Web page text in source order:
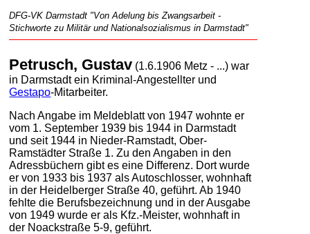
DFG-VK Darmstadt "Von Adelung bis Zwangsarbeit -
Stichworte zu Militär und Nationalsozialismus in Darmstadt"
Petrusch, Gustav (1.6.1906 Metz - ...) war
in Darmstadt ein Kriminal-Angestellter und
Gestapo-Mitarbeiter.
Nach Angabe im Meldeblatt von 1947 wohnte er
vom 1. September 1939 bis 1944 in Darmstadt
und seit 1944 in Nieder-Ramstadt, Ober-
Ramstädter Straße 1. Zu den Angaben in den
Adressbüchern gibt es eine Differenz. Dort wurde
er von 1933 bis 1937 als Autoschlosser, wohnhaft
in der Heidelberger Straße 40, geführt. Ab 1940
fehlte die Berufsbezeichnung und in der Ausgabe
von 1949 wurde er als Kfz.-Meister, wohnhaft in
der Noackstraße 5-9, geführt.